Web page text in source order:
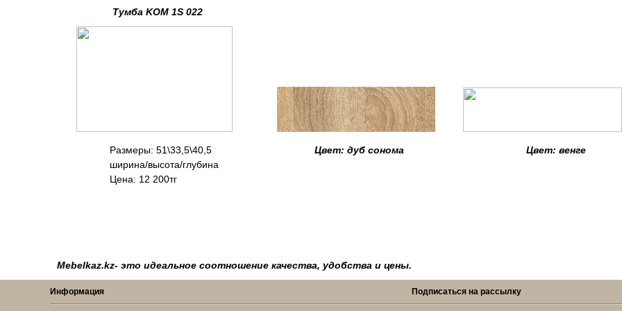
Тумба KOM 1S 022
Размеры: 51\33,5\40,5 Цвет: дуб сонома Цвет: венге
ширина/высота/глубина
Цена: 12 200тг
Mebelkaz.kz- это идеальное соотношение качества, удобства и цены.
Информация Подписаться на рассылку